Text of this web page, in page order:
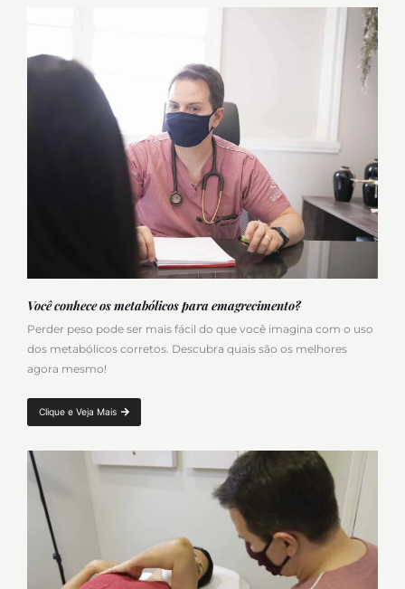
Você conhece os metabólicos para emagrecimento?
Perder peso pode ser mais fácil do que você imagina com o uso
dos metabólicos corretos. Descubra quais são os melhores
agora mesmo!
Clique e Veja Mais